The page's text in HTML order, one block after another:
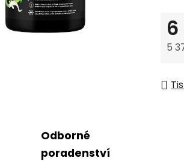
5
Odborné
poradenství